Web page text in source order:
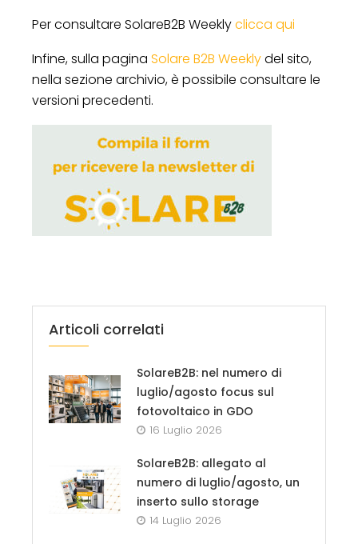
Per consultare SolareB2B Weeklyclicca qui
Infine, sulla pagina Solare B2B Weeklydel sito,
nella sezione archivio, è possibile consultare le
versioni precedenti.
Articoli correlati
SolareB2B: nel numero di
luglio/agosto focus sul
fotovoltaico in GDO
16 Luglio 2026
SolareB2B: allegato al
numero di luglio/agosto, un
inserto sullo storage
14 Luglio 2026